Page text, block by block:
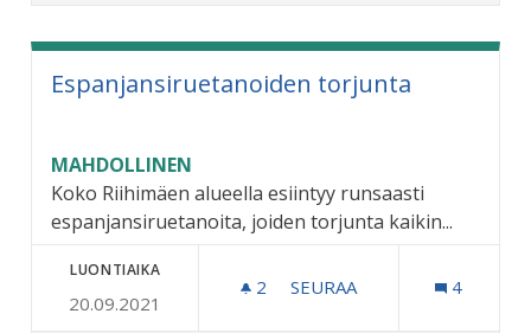
Espanjansiruetanoiden torjunta
MAHDOLLINEN
Koko Riihimäen alueella esiintyy runsaasti
espanjansiruetanoita, joiden torjunta kaikin...
LUONTIAIKA
20.09.2021
2 2 SEURAAJAA
SEURAA 4